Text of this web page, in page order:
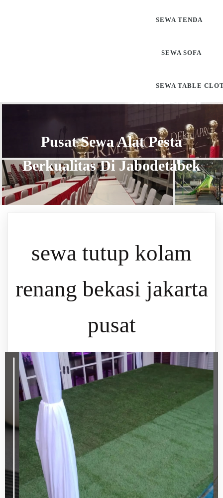
SEWA TENDA
SEWA SOFA
SEWA TABLE
Pusat Sewa Alat Pesta
Berkualitas Di Jabodetabek
sewa tutup kolam
renang bekasi jakarta
pusat